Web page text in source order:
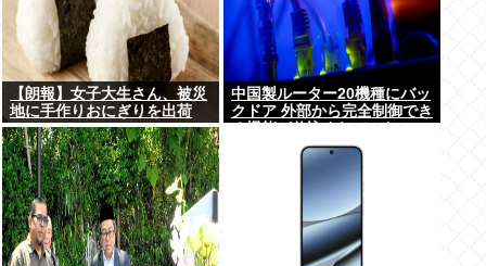
【朗報】女子大生さん、被災
地に手作りおにぎりを出荷
中国製ルーター20機種にバッ
クドア 外部から完全制御でき